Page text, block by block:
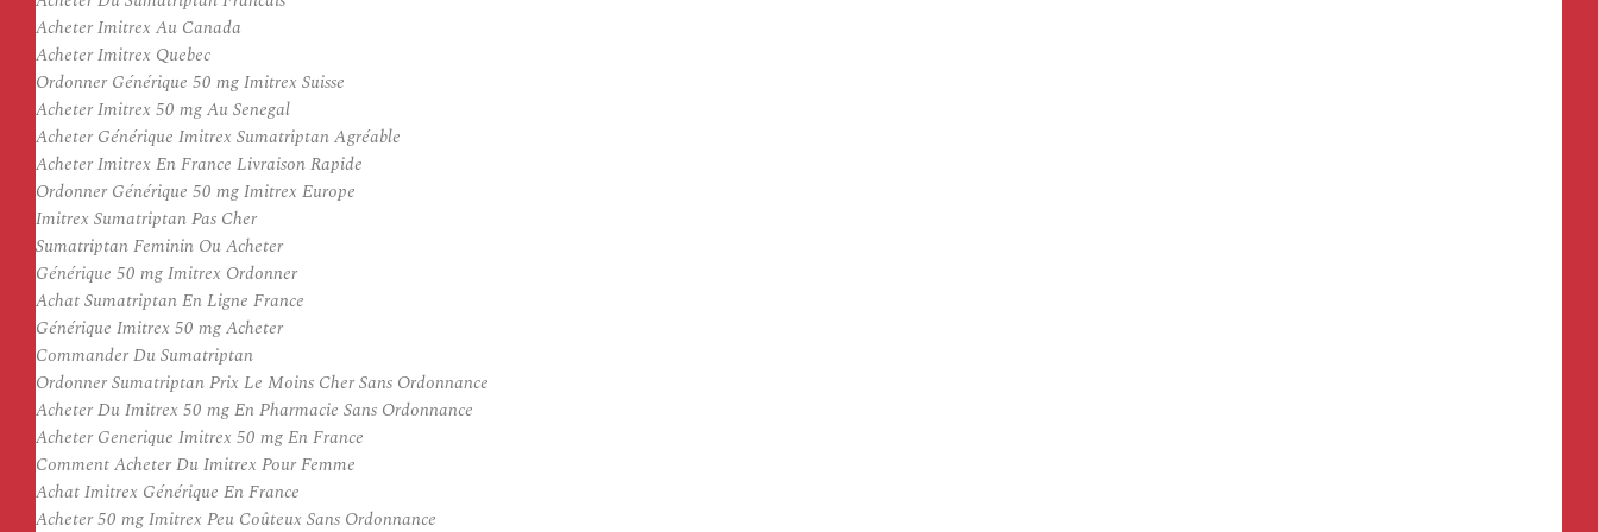
Acheter Imitrex Au Canada
Acheter Imitrex Quebec
Ordonner Générique 50 mg Imitrex Suisse
Acheter Imitrex 50 mg Au Senegal
Acheter Générique Imitrex Sumatriptan Agréable
Acheter Imitrex En France Livraison Rapide
Ordonner Générique 50 mg Imitrex Europe
Imitrex Sumatriptan Pas Cher
Sumatriptan Feminin Ou Acheter
Générique 50 mg Imitrex Ordonner
Achat Sumatriptan En Ligne France
Générique Imitrex 50 mg Acheter
Commander Du Sumatriptan
Ordonner Sumatriptan Prix Le Moins Cher Sans Ordonnance
Acheter Du Imitrex 50 mg En Pharmacie Sans Ordonnance
Acheter Generique Imitrex 50 mg En France
Comment Acheter Du Imitrex Pour Femme
Achat Imitrex Générique En France
Acheter 50 mg Imitrex Peu Coûteux Sans Ordonnance